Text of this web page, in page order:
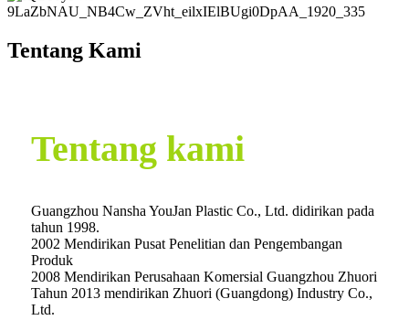
Tentang Kami
Tentang kami
Guangzhou Nansha YouJan Plastic Co., Ltd. didirikan pada
tahun 1998.
2002 Mendirikan Pusat Penelitian dan Pengembangan
Produk
2008 Mendirikan Perusahaan Komersial Guangzhou Zhuori
Tahun 2013 mendirikan Zhuori (Guangdong) Industry Co.,
Ltd.